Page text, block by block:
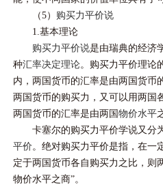
（5） 购买力平价说
1.基本理论
购买力平价说是由瑞典的经济
种汇率决定理论。购买力平价理论
内，两国货币的汇率是由两国货币
两国货币的购买力，又可以用两国
两国货币的汇率是由两国物价水平
卡塞尔的购买力平价学说又分
平价。绝对购买力平价是指，在一
定于两国货币各自购买力之比，则
物价水平之商”。